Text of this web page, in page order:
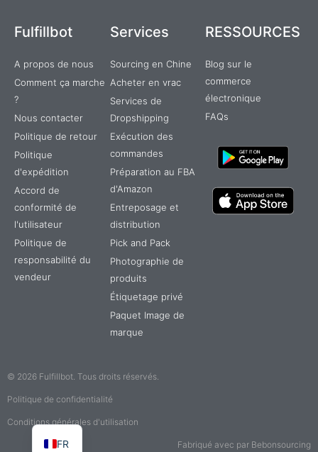
-
f
m
r
Fulfillbot
A propos de nous
Comment ça marche
?
Nous contacter
Politique de retour
Politique
d'expédition
Accord de
conformité de
l'utilisateur
Politique de
responsabilité du
vendeur
Services
Sourcing en Chine
Acheter en vrac
Services de
Dropshipping
Exécution des
commandes
Préparation au FBA
d'Amazon
Entreposage et
distribution
Pick and Pack
Photographie de
produits
Étiquetage privé
Paquet Image de
marque
RESSOURCES
Blog sur le
commerce
électronique
FAQs
© 2026 Fulfillbot. Tous droits réservés.
Politique de confidentialité
Conditions générales d'utilisation
Fabriqué avec par Bebonsourcing
FR
EN
PT
DE